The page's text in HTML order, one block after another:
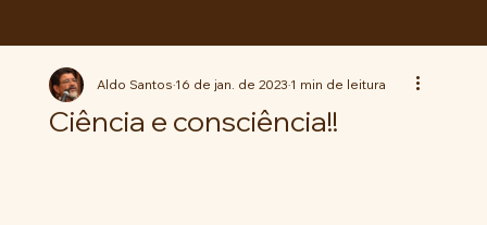
Ciência e consciência!!
Aldo Santos16 de jan. de 20231 min de leitura